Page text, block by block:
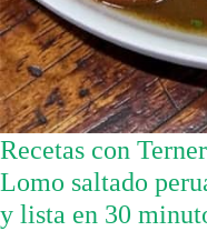
Recetas con
Lomo saltado
y lista en 30